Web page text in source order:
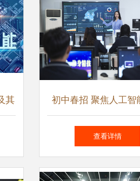
其 初中春招 聚焦人工智
软件开发的热门学校与
查看详情